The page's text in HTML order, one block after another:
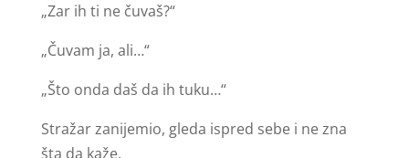
„Zar ih ti ne čuvaš?“
„Čuvam ja, ali…“
„Što onda daš da ih tuku…“
Stražar zanijemio, gleda ispred sebe i ne zna
šta da kaže.